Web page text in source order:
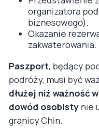
organizatora
biznesowego).
Okazanie
zakwaterowania.
Paszport, będący
podróży, musi być
dłużej niż ważność
dowód osobisty nie
granicy Chin.